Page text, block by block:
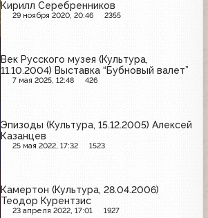
Кирилл Серебренников
29 ноября 2020, 20:46 2355
Век Русского музея (Культура,
11.10.2004) Выставка “Бубновый валет”
7 мая 2025, 12:48 426
Эпизоды (Культура, 15.12.2005) Алексей
Казанцев
25 мая 2022, 17:32 1523
Камертон (Культура, 28.04.2006)
Теодор Курентзис
23 апреля 2022, 17:01 1927